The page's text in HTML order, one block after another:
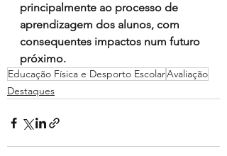
principalmente ao processo de
aprendizagem dos alunos, com
consequentes impactos num futuro
próximo.
Educação Física e Desporto EscolarAvaliação
Destaques